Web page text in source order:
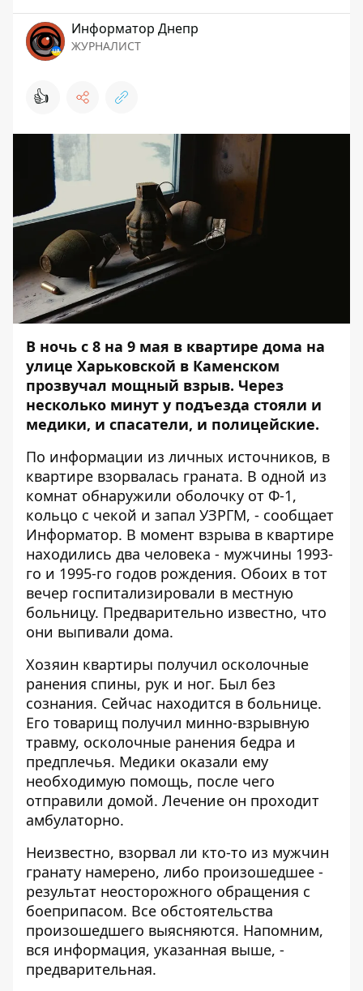
Информатор Днепр
ЖУРНАЛИСТ
👍
В ночь с 8 на 9 мая в квартире дома на
улице Харьковской в Каменском
прозвучал мощный взрыв. Через
несколько минут у подъезда стояли и
медики, и спасатели, и полицейские.
По информации из личных источников, в
квартире взорвалась граната. В одной из
комнат обнаружили оболочку от Ф-1,
кольцо с чекой и запал УЗРГМ, - сообщает
Информатор. В момент взрыва в квартире
находились два человека - мужчины 1993-
го и 1995-го годов рождения. Обоих в тот
вечер госпитализировали в местную
больницу. Предварительно известно, что
они выпивали дома.
Хозяин квартиры получил осколочные
ранения спины, рук и ног. Был без
сознания. Сейчас находится в больнице.
Его товарищ получил минно-взрывную
травму, осколочные ранения бедра и
предплечья. Медики оказали ему
необходимую помощь, после чего
отправили домой. Лечение он проходит
амбулаторно.
Неизвестно, взорвал ли кто-то из мужчин
гранату намерено, либо произошедшее -
результат неосторожного обращения с
боеприпасом. Все обстоятельства
произошедшего выясняются. Напомним,
вся информация, указанная выше, -
предварительная.